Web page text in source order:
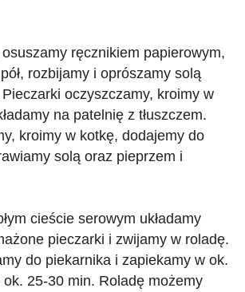
ręcznikiem papierowym,
rozbijamy i oprószamy solą
oczyszczamy, kroimy w
na patelnię z tłuszczem.
kroimy w kotkę, dodajemy do
solą oraz pieprzem i
cieście serowym układamy
pieczarki i zwijamy w roladę.
do piekarnika i zapiekamy w ok.
25-30 min. Roladę możemy